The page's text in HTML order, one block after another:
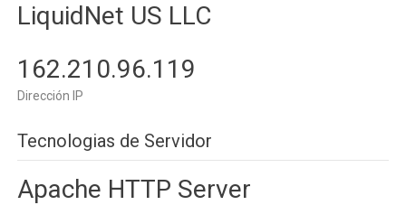
LiquidNet US LLC
162.210.96.119
Dirección IP
Tecnologias de Servidor
Apache HTTP Server